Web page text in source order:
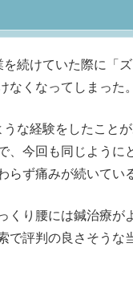
続けていた際に「
くなってしまった。
な経験をしたこと
、今回も同じように
ず痛みが続いている
くり腰には鍼治療が
で評判の良さそうな